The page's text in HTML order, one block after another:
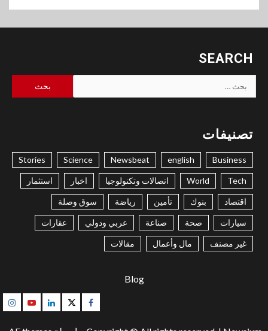
SEARCH
عن:
تصنيفات
Business
english
Newsbeat
Science
Stories
Tech
World اتصالات وتكنولوجيا اخبار استثمار
اقتصاد بنوك تأمين رياضة سوق وصلة
سيارات صحة صناعة عربي ودولي عقارات
غير مصنف مال وأعمال مقالات
Blog
Facebook
Twitter
Linkedin
Youtube